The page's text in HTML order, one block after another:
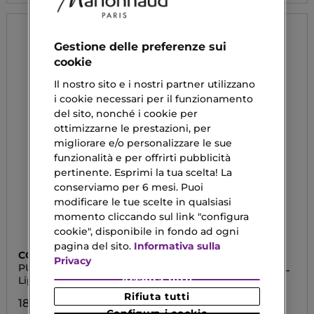
COLLISTAR
PURO
Lip Gloss Shine
18,90 €
BALSAMO PURO REFILL
Balsamo Labbra
16,14 €
Gestione delle preferenze sui
cookie
Il nostro sito e i nostri partner utilizzano
i cookie necessari per il funzionamento
del sito, nonché i cookie per
ottimizzarne le prestazioni, per
migliorare e/o personalizzare le sue
funzionalità e per offrirti pubblicità
pertinente. Esprimi la tua scelta! La
conserviamo per 6 mesi. Puoi
modificare le tue scelte in qualsiasi
momento cliccando sul link "configura
cookie", disponibile in fondo ad ogni
pagina del sito. Informativa sulla
Privacy
Rifiuta tutti
Accetta tutti